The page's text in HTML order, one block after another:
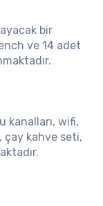
bir
ve 14 adet
kanalları, wifi,
çay kahve seti,